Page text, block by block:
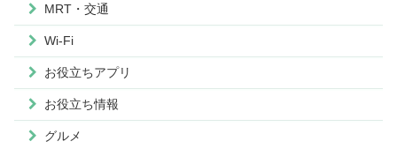
MRT・交通
Wi-Fi
お役立ちアプリ
お役立ち情報
グルメ